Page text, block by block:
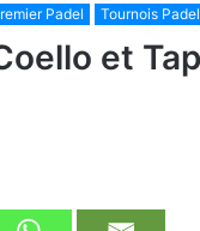
Padel Tournois Padel
et